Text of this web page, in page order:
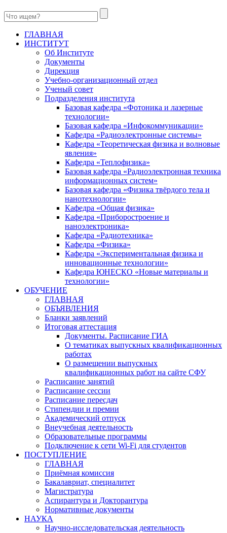
ГЛАВНАЯ
ИНСТИТУТ
Об Институте
Документы
Дирекция
Учебно-организационный отдел
Ученый совет
Подразделения института
Базовая кафедра «Фотоника и лазерные
технологии»
Базовая кафедра «Инфокоммуникации»
Кафедра «Радиоэлектронные системы»
Кафедра «Теоретическая физика и волновые
явления»
Кафедра «Теплофизика»
Базовая кафедра «Радиоэлектронная техника
информационных систем»
Базовая кафедра «Физика твёрдого тела и
нанотехнологии»
Кафедра «Общая физика»
Кафедра «Приборостроение и
наноэлектроника»
Кафедра «Радиотехника»
Кафедра «Физика»
Кафедра «Экспериментальная физика и
инновационные технологии»
Кафедра ЮНЕСКО «Новые материалы и
технологии»
ОБУЧЕНИЕ
ГЛАВНАЯ
ОБЪЯВЛЕНИЯ
Бланки заявлений
Итоговая аттестация
Документы. Расписание ГИА
О тематиках выпускных квалификационных
работах
О размещении выпускных
квалификационных работ на сайте СФУ
Расписание занятий
Расписание сессии
Расписание пересдач
Стипендии и премии
Академический отпуск
Внеучебная деятельность
Образовательные программы
Подключение к сети Wi-Fi для студентов
ПОСТУПЛЕНИЕ
ГЛАВНАЯ
Приёмная комиссия
Бакалавриат, специалитет
Магистратура
Аспирантура и Докторантура
Нормативные документы
НАУКА
Научно-исследовательская деятельность